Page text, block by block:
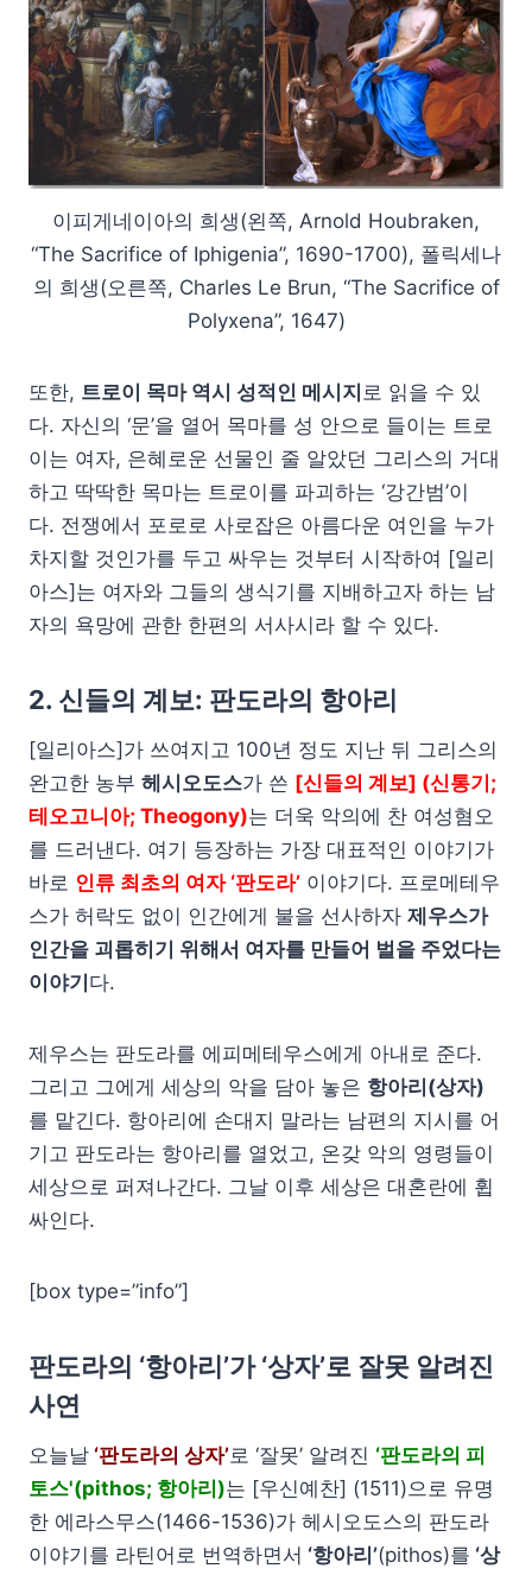
이피게네이아의 희생(왼쪽, Arnold Houbraken,
“The Sacrifice of Iphigenia”, 1690-1700), 폴릭세나
의 희생(오른쪽, Charles Le Brun, “The Sacrifice of
Polyxena”, 1647)
또한, 트로이 목마 역시 성적인 메시지 로 읽을 수 있
다. 자신의 ‘문’을 열어 목마를 성 안으로 들이는 트로
이는 여자, 은혜로운 선물인 줄 알았던 그리스의 거대
하고 딱딱한 목마는 트로이를 파괴하는 ‘강간범’이
다. 전쟁에서 포로로 사로잡은 아름다운 여인을 누가
차지할 것인가를 두고 싸우는 것부터 시작하여 [일리
아스]는 여자와 그들의 생식기를 지배하고자 하는 남
자의 욕망에 관한 한편의 서사시라 할 수 있다.
2. 신들의 계보: 판도라의 항아리
[일리아스]가 쓰여지고 100년 정도 지난 뒤 그리스의
완고한 농부 헤시오도스가 쓴 [신들의 계보] (신통기;
테오고니아; Theogony)는 더욱 악의에 찬 여성혐오
를 드러낸다. 여기 등장하는 가장 대표적인 이야기가
바로 인류 최초의 여자 ‘판도라’ 이야기다. 프로메테우
스가 허락도 없이 인간에게 불을 선사하자 제우스가
인간을 괴롭히기 위해서 여자를 만들어 벌을 주었다는
이야기 다.
제우스는 판도라를 에피메테우스에게 아내로 준다.
그리고 그에게 세상의 악을 담아 놓은 항아리(상자)
를 맡긴다. 항아리에 손대지 말라는 남편의 지시를 어
기고 판도라는 항아리를 열었고, 온갖 악의 영령들이
세상으로 퍼져나간다. 그날 이후 세상은 대혼란에 휩
싸인다.
[box type=”info”]
판도라의 ‘항아리’가 ‘상자’로 잘못 알려진
사연
오늘날 ‘판도라의 상자’로 ‘잘못’ 알려진 ‘판도라의 피
토스'(pithos; 항아리)는 [우신예찬] (1511)으로 유명
한 에라스무스(1466-1536)가 헤시오도스의 판도라
이야기를 라틴어로 번역하면서 ‘항아리’(pithos)를 ‘상